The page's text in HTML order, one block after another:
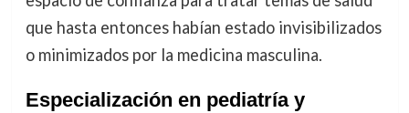
que hasta entonces habían estado invisibilizados
o minimizados por la medicina masculina.
Especialización en pediatría y